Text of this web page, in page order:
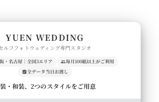
YUEN WEDDING
ルフフォトウェディング専門スタジオ
・名古屋｜全国3エリア
毎月100組以上がご利用
全データ当日お渡し
・和装、2つのスタイルをご用意